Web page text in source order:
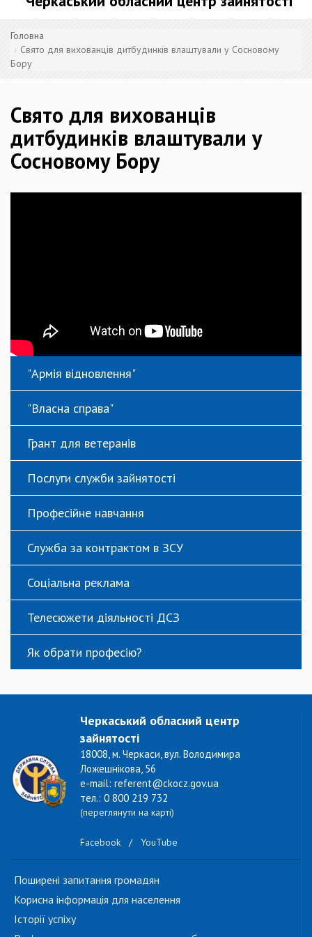
Головна
Свято для вихованців дитбудинків влаштували у Сосновому
Бору
Свято для вихованців
дитбудинків влаштували у
Сосновому Бору
"Армія відновлення"
"Власна справа"
Грант для ветеранів
Послуги служби зайнятості
Професійне навчання
Служба за контрактом в ЗСУ
Соціальна реклама
Телесюжети діяльності ДСЗ
Як обрати професію?
Черкаський обласний центр
зайнятості
18008, м. Черкаси, вул. Володимира
Ложешнікова, 56
e-mail: referent@ckocz.gov.ua
тел.: 0 800 219 732
(переглянути на карті)
Facebook / YouTube
Поширені запитання громадян
Корисна інформація для населення
Історії успіху